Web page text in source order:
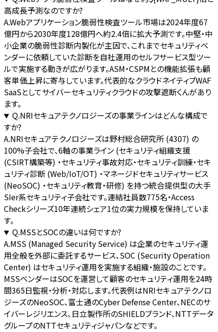
高成長予測なのですか?
A.Webアプリケーション脆弱性検査ツール市場は2024年度67
億円から2030年度128億円へ約2.4倍に拡大予測です。中堅・中
小企業の脆弱性診断内製化が主因で、これまでセキュリティベ
ンダーに依頼していた診断を自社運用のセルフサービス型ツー
ルで実施する動きが広がります。ASM・CSPMとの機能拡張も顧
客単価上昇に寄与しています。代表的なクラウドネイティブWAF
SaaSとしてサイバーセキュリティクラウドの攻撃遮断くんがあり
ます。
Q.NRIセキュアテクノロジーズの事業ラインはどんな構成で
すか?
A.NRIセキュアテクノロジーズは野村総合研究所 (4307) の
100%子会社で、6軸の事業ライン (セキュリティ組織支援
(CSIRT構築等) ・セキュリティ事故対応・セキュリティ訓練・セキ
ュリティ診断 (Web/IoT/OT) ・マネージドセキュリティサービス
(NeoSOC) ・セキュリティ教育・研修) を持つ統合提供型の大手
SIer系セキュリティ子会社です。連結社員数775名・Access
Checkシリーズ10年連続シェア1位の実力規模を保持していま
す。
Q.MSSとSOCの違いは何ですか?
A.MSS (Managed Security Service) は企業のセキュリティ運
用全般を外部に委託するサービス、SOC (Security Operation
Center) はセキュリティ運用を実施する組織・施設のことです。
MSSベンダーはSOCを運営して顧客のセキュリティ運用を24時
間365日監視・分析・対応します。代表例はNRIセキュアテクノロ
ジーズのNeoSOC、富士通のCyber Defense Center、NECのサ
イバーレジリエンス、日立製作所のSHIELDブランド、NTTデータ
グループのNTTセキュリティジャパンなどです。